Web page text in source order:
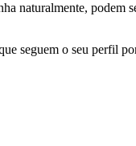
naturalmente,
seguem o seu perfil